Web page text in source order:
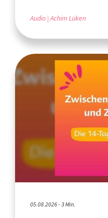
Audio Achim Lüken
05.08.2026 - 3 Min.